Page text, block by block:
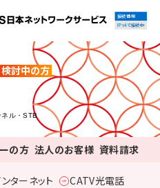
集合住宅オーナーの方
料金シミュレーション
接続情報
IPv4で接続中
検討中の方
ネル・STB
の方 法人のお客様 資料請求
ターネット
CATV光電話